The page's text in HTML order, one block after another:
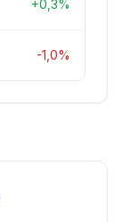
+0,3%
-1,0%